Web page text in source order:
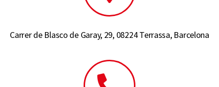
Carrer de Blasco de Garay, 29, 08224 Terrassa, Barcelona